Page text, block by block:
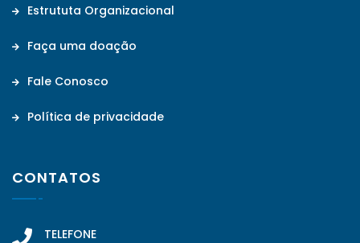
Estrututa Organizacional
Faça uma doação
Fale Conosco
Política de privacidade
CONTATOS
TELEFONE